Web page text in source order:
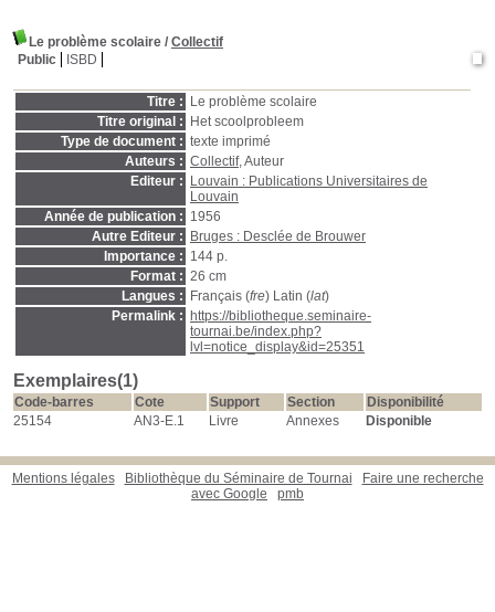
Le problème scolaire / Collectif
Public
ISBD
Titre :
Le problème scolaire
Titre original :
Het scoolprobleem
Type de document : texte imprimé
Auteurs : Collectif, Auteur
Editeur :
Louvain : Publications Universitaires de
Louvain
Année de publication : 1956
Autre Editeur :
Bruges : Desclée de Brouwer
Importance : 144 p.
Format : 26 cm
Langues :
Français (fre) Latin (lat)
Permalink :
https://bibliotheque.seminaire-
tournai.be/index.php?
lvl=notice_display&id=25351
Exemplaires(1)
Code-barres Cote Support Section
Disponibilité
25154
AN3-E.1 Livre Annexes Disponible
Mentions légales Bibliothèque du Séminaire de Tournai
Faire une recherche
avec Google
pmb